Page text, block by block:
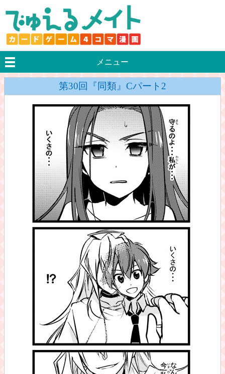
メニュー
第30回『同類』Cパート2